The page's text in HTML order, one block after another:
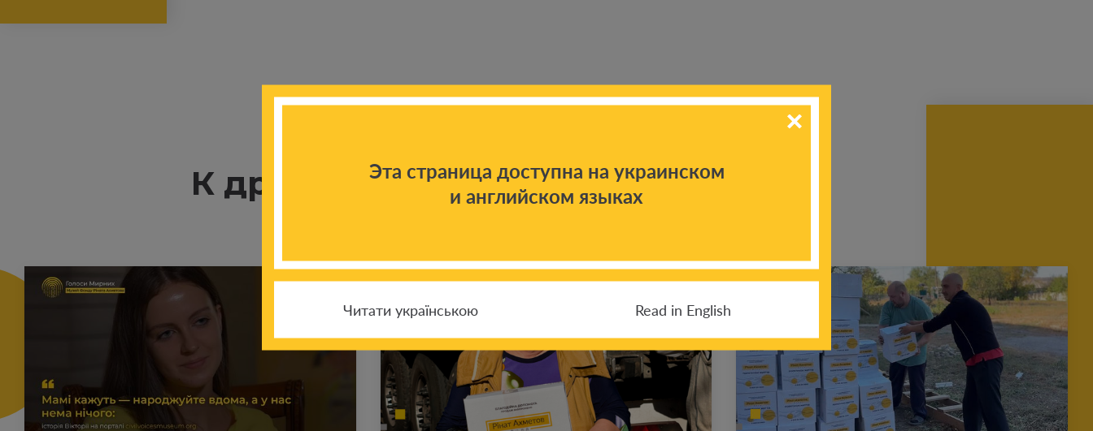
К другим новостямЭта страница доступна на украинском
и английском языках
Читати українською Read in English